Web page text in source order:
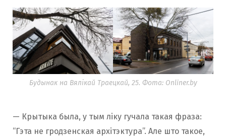
Будынак на Вялікай Траецкай, 25. Фота: Onliner.by
— Крытыка была, у тым ліку гучала такая фраза:
“Гэта не гродзенская архітэктура”. Але што такое,